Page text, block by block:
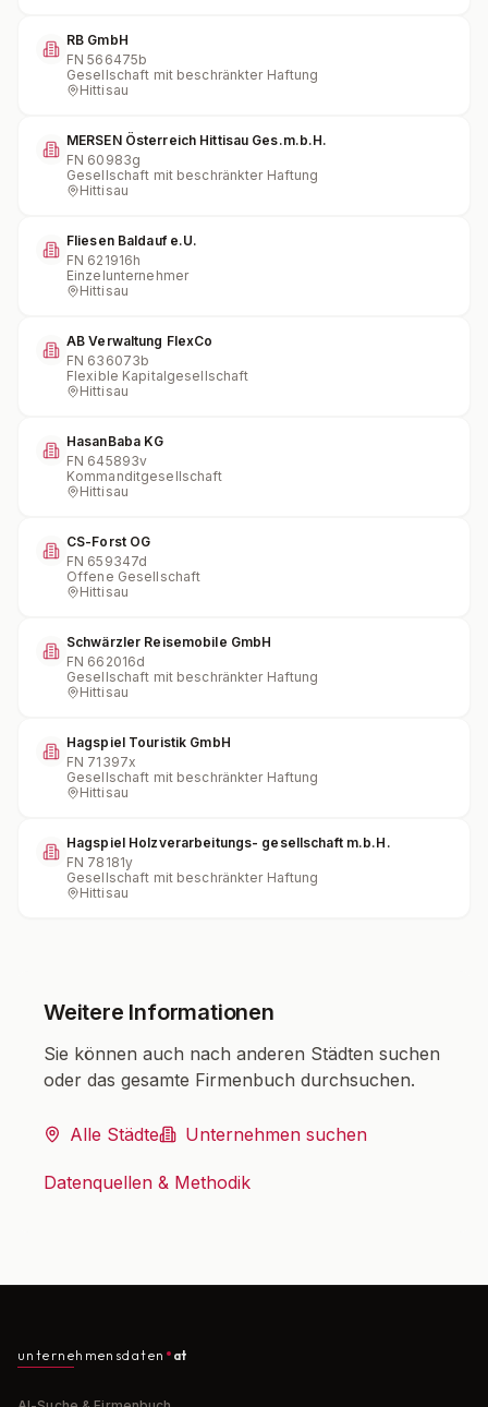
RB GmbH
FN566475b
Gesellschaft mit beschränkter Haftung
Hittisau
MERSEN Österreich Hittisau Ges.m.b.H.
FN 60983g
Gesellschaft mit beschränkter Haftung
Hittisau
Fliesen Baldauf e.U.
FN 621916h
Einzelunternehmer
Hittisau
AB Verwaltung FlexCo
FN 636073b
Flexible Kapitalgesellschaft
Hittisau
HasanBaba KG
FN 645893v
Kommanditgesellschaft
Hittisau
CS-Forst OG
FN 659347d
Offene Gesellschaft
Hittisau
Schwärzler Reisemobile GmbH
FN 662016d
Gesellschaft mit beschränkter Haftung
Hittisau
Hagspiel Touristik GmbH
FN 71397x
Gesellschaft mit beschränkter Haftung
Hittisau
Hagspiel Holzverarbeitungs- gesellschaft m.b.H.
FN 78181y
Gesellschaft mit beschränkter Haftung
Hittisau
Weitere Informationen
Sie können auch nach anderen Städten suchen
oder das gesamte Firmenbuch durchsuchen.
Alle Städte Unternehmen suchen
Datenquellen & Methodik
unternehmensdaten at